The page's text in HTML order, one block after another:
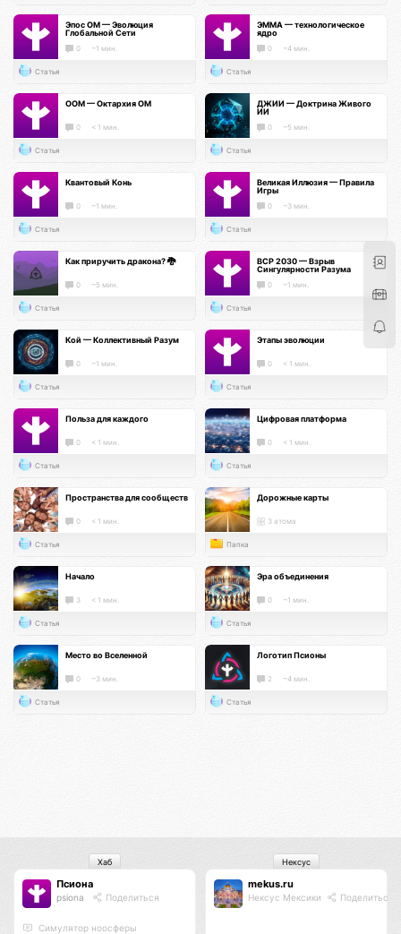
Эпос ОМ — Эволюция
Глобальной Сети
0 ~1 мин.
Статья
ЭММА — технологическое
ядро
0 ~4 мин.
Статья
ООМ — Октархия ОМ
0 < 1 мин.
Статья
ДЖИИ — Доктрина Живого
ИИ
0 ~5 мин.
Статья
Квантовый Конь
0 ~1 мин.
Статья
Великая Иллюзия — Правила
Игры
0 ~3 мин.
Статья
Как приручить дракона? 🐉
0 ~5 мин.
Статья
ВСР 2030 — Взрыв
Сингулярности Разума
0 ~1 мин.
Статья
Кой — Коллективный Разум
0 ~1 мин.
Статья
Этапы эволюции
0 < 1 мин.
Статья
Польза для каждого
0 < 1 мин.
Статья
Цифровая платформа
0 < 1 мин.
Статья
Пространства для сообществ
0 < 1 мин.
Статья
Дорожные карты
3 атома
Папка
Начало
3 < 1 мин.
Статья
Эра объединения
0 ~1 мин.
Статья
Место во Вселенной
0 ~3 мин.
Статья
Логотип Псионы
2 ~4 мин.
Статья
Псиона
psiona Поделиться
Cимулятор ноосферы
Хаб
mekus.ru
Нексус Мексики Поделиться
Нексус